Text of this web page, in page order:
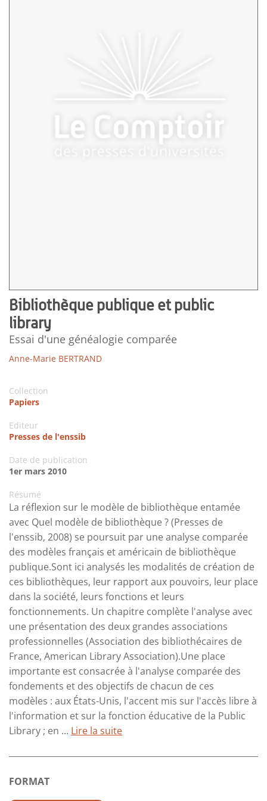
Bibliothèque publique et public
library
Essai d'une généalogie comparée
Anne-Marie BERTRAND
Collection
Papiers
Editeur
Presses de l'enssib
Date de publication
1er mars 2010
Résumé
La réflexion sur le modèle de bibliothèque entamée
avec Quel modèle de bibliothèque ? (Presses de
l'enssib, 2008) se poursuit par une analyse comparée
des modèles français et américain de bibliothèque
publique.Sont ici analysés les modalités de création de
ces bibliothèques, leur rapport aux pouvoirs, leur place
dans la société, leurs fonctions et leurs
fonctionnements. Un chapitre complète l'analyse avec
une présentation des deux grandes associations
professionnelles (Association des bibliothécaires de
France, American Library Association).Une place
importante est consacrée à l'analyse comparée des
fondements et des objectifs de chacun de ces
modèles : aux États-Unis, l'accent mis sur l'accès libre à
l'information et sur la fonction éducative de la Public
Library ; en ... Lire la suite
FORMAT